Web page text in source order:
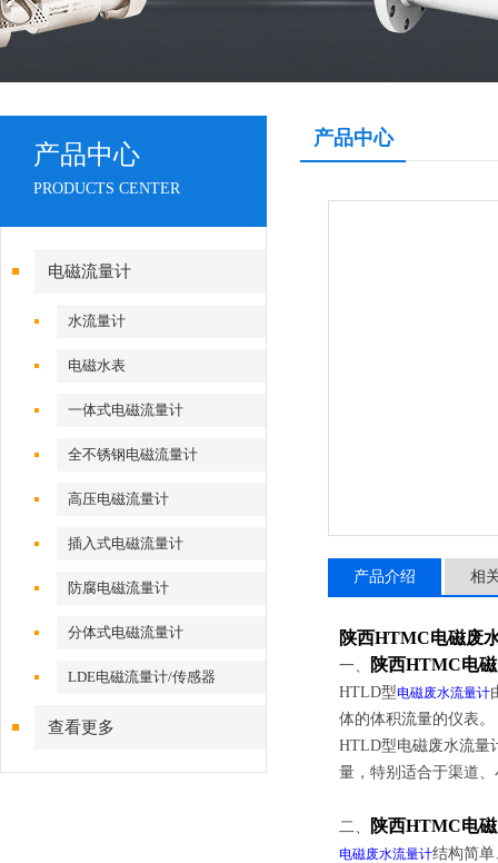
产品中心
PRODUCTS CENTER
电磁流量计
水流量计
电磁水表
一体式电磁流量计
全不锈钢电磁流量计
高压电磁流量计
插入式电磁流量计
防腐电磁流量计
分体式电磁流量计
LDE电磁流量计/传感器
查看更多
产品中心
产品介绍 相
陕西HTMC电磁废
一、 陕西HTMC电
HTLD型电磁废水流量计
体的体积流量的仪表。
HTLD型电磁废水流量
量，特别适合于渠道
二、 陕西HTMC电
电磁废水流量计结构简